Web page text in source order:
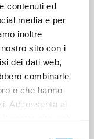
contenuti ed
media e per
inoltre
sito con i
dei dati web,
combinarle
o che hanno
Acconsenta ai
12
30